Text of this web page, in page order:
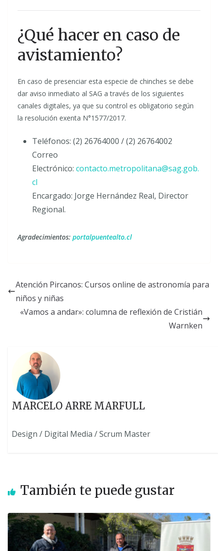
¿Qué hacer en caso de
avistamiento?
En caso de presenciar esta especie de chinches se debe
dar aviso inmediato al SAG a través de los siguientes
canales digitales, ya que su control es obligatorio según
la resolución exenta N°1577/2017.
Teléfonos: (2) 26764000 / (2) 26764002
Correo
Electrónico: contacto.metropolitana@sag.gob.
cl
Encargado: Jorge Hernández Real, Director
Regional.
Agradecimientos: portalpuentealto.cl
Atención Pircanos: Cursos online de astronomía para
niños y niñas
«Vamos a andar»: columna de reflexión de Cristián
Warnken
MARCELO ARRE MARFULL
Design / Digital Media / Scrum Master
También te puede gustar